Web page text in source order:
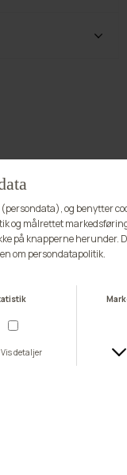
Det kan være en fordel